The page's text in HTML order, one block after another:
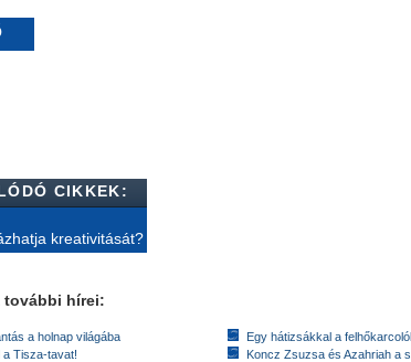
CIKKEK:
kreativitását?
további hírei:
a holnap világába
a Tisza-tavat!
Egy hátizsákkal a
Koncz Zsuzsa és Azahriah a